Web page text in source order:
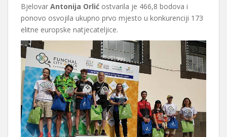
Bjelovar Antonija Orlić ostvarila je 466,8 bodova i
ponovo osvojila ukupno prvo mjesto u konkurenciji 173
elitne europske natjecateljice.